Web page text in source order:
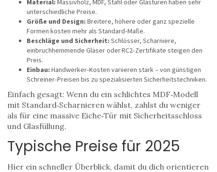
Material: Massivholz, MDF, Stahl oder Glastüren haben sehr
unterschiedliche Preise.
Größe und Design: Breitere, höhere oder ganz spezielle
Formen kosten mehr als Standard‑Maße.
Beschläge und Sicherheit: Schlösser, Scharniere,
einbruchhemmende Gläser oder RC2‑Zertifikate steigen den
Preis.
Einbau: Handwerker‑Kosten variieren stark – von günstigen
Schreiner‑Preisen bis zu spezialisierten Sicherheitstechniken.
Einfach gesagt: Wenn du ein schlichtes MDF‑Modell
mit Standard‑Scharnieren wählst, zahlst du weniger
als für eine massive Eiche‑Tür mit Sicherheitsschloss
und Glasfüllung.
Typische Preise für 2025
Hier ein schneller Überblick, damit du dich orientieren